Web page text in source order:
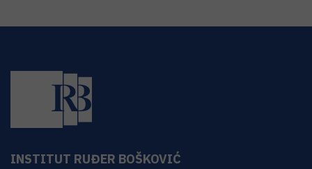
INSTITUT RUĐER BOŠKOVIĆ